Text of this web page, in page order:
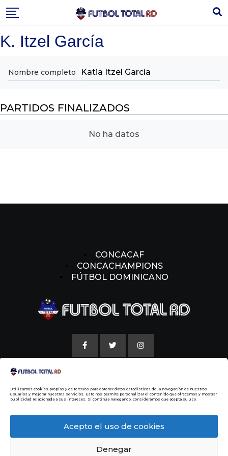
Utilizamos cookies propias y de terceros para obtener datos estadísticos de la navegación de nuestros
usuarios y mejorar nuestros servicios. Esto nos permite personalizar el contenido que ofrecemos y mostrar
publicidad relacionada a sus intereses. Si continúa navegando, consideramos que acepta su uso.
Acepto el uso de cookies
Denegar
to
K. Itzel García
Nombre completo Katia Itzel García
PARTIDOS FINALIZADOS
No ha datos
CONCACAF
CONCACHAMPIONS
FÚTBOL DOMINICANO
POLITICAS DE COOKIE